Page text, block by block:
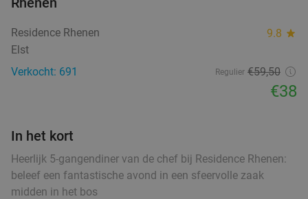
Residence Rhenen 9.8 star
Elst
Verkocht: 691
Regulier €59,50
€38
In het kort
Heerlijk 5-gangendiner van de chef bij Residence Rhenen:
beleef een fantastische avond in een sfeervolle zaak
midden in het bos